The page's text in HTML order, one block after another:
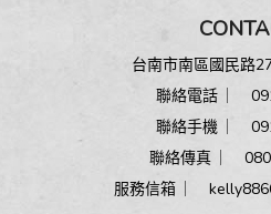
台南市南區國民路
聯絡電話 ︳
聯絡手機 ︳
聯絡傳真 ︳
服務信箱 ︳